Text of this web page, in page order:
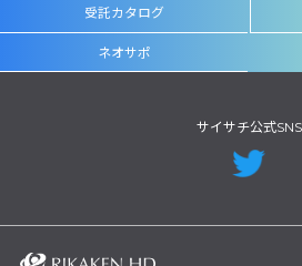
受託カタログ
ネオサポ
サイサチ公式SNS